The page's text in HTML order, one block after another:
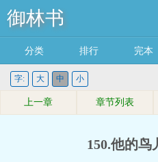
御林书
分类 排行 完本
字: 大 中 小
上一章 章节列表
150.他的鸟